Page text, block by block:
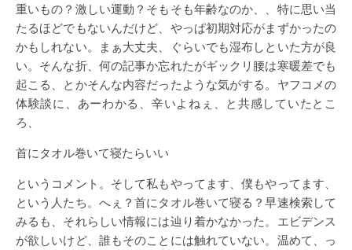
重いもの？激しい運動？そもそも年齢なのか、、特に思い当
たるほどでもないんだけど、やっぱ初期対応がまずかったの
かもしれない。まぁ大丈夫、ぐらいでも湿布しといた方が良
い。そんな折、何の記事か忘れたがギックリ腰は寒暖差でも
起こる、とかそんな内容だったような気がする。ヤフコメの
体験談に、あーわかる、辛いよねぇ、と共感していたとこ
ろ、
首にタオル巻いて寝たらいい
というコメント。そして私もやってます、僕もやってます、
という人たち。へぇ？首にタオル巻いて寝る？早速検索して
みるも、それらしい情報には辿り着かなかった。エビデンス
が欲しいけど、誰もそのことには触れていない。温めて、っ